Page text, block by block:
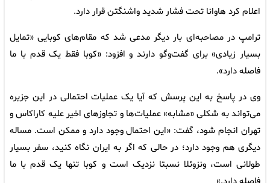
اعلام کرد هاوانا تحت فشار شدید واشنگتن قرار دارد.
ترامپ در مصاحبه‌ای بار دیگر مدعی شد که مقام‌های کوبایی «تمایل
بسیار زیادی» برای گفت‌وگو دارند و افزود: «کوبا فقط یک قدم با ما
فاصله دارد».
وی در پاسخ به این پرسش که آیا یک عملیات احتمالی در این جزیره
می‌تواند به شکلی «مشابه» عملیات‌ها و تجاوزهای اخیر علیه کاراکاس و
تهران انجام شود، گفت: «این احتمال وجود دارد و ممکن است. مساله
دیگری هم وجود دارد؛ در حالی که اگر به ایران نگاه کنید، سفر بسیار
طولانی است، ونزوئلا نسبتا نزدیک است و کوبا تنها یک قدم با ما